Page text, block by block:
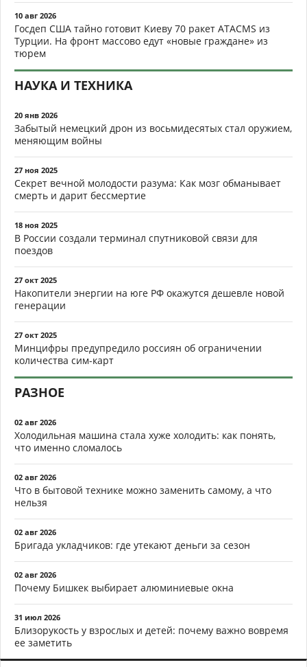
10 авг 2026
Госдеп США тайно готовит Киеву 70 ракет ATACMS из
Турции. На фронт массово едут «новые граждане» из
тюрем
НАУКА И ТЕХНИКА
20 янв 2026
Забытый немецкий дрон из восьмидесятых стал оружием,
меняющим войны
27 ноя 2025
Секрет вечной молодости разума: Как мозг обманывает
смерть и дарит бессмертие
18 ноя 2025
В России создали терминал спутниковой связи для
поездов
27 окт 2025
Накопители энергии на юге РФ окажутся дешевле новой
генерации
27 окт 2025
Минцифры предупредило россиян об ограничении
количества сим-карт
РАЗНОЕ
02 авг 2026
Холодильная машина стала хуже холодить: как понять,
что именно сломалось
02 авг 2026
Что в бытовой технике можно заменить самому, а что
нельзя
02 авг 2026
Бригада укладчиков: где утекают деньги за сезон
02 авг 2026
Почему Бишкек выбирает алюминиевые окна
31 июл 2026
Близорукость у взрослых и детей: почему важно вовремя
ее заметить